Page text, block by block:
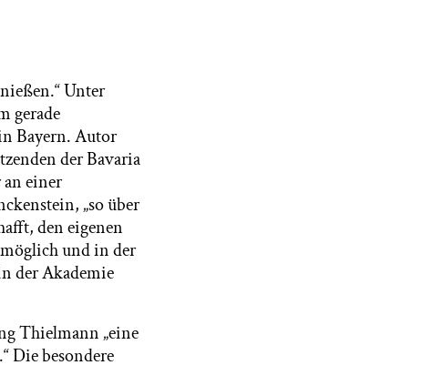
Unter
gerade
Bayern. Autor
der Bavaria
einer
„so über
den eigenen
und in der
der Akademie
Thielmann „eine
Die besondere